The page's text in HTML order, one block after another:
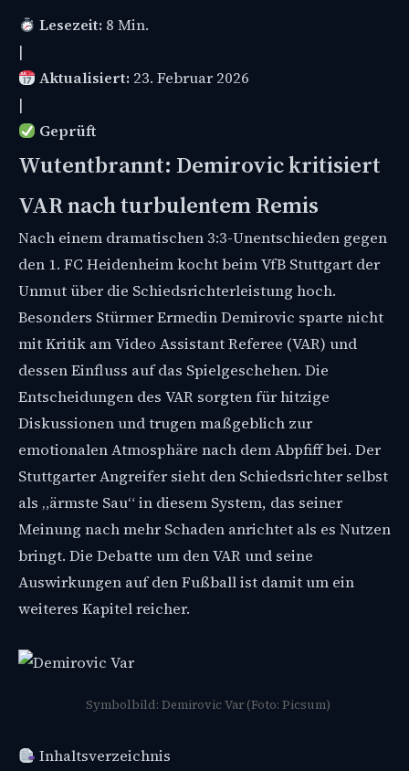
Lesezeit:8 Min.
|
Aktualisiert:23. Februar 2026
|
Geprüft
Wutentbrannt: Demirovic kritisiert
VAR nach turbulentem Remis
Nach einem dramatischen 3:3-Unentschieden gegen
den 1. FC Heidenheim kocht beim VfB Stuttgart der
Unmut über die Schiedsrichterleistung hoch.
Besonders Stürmer Ermedin Demirovic sparte nicht
mit Kritik am Video Assistant Referee (VAR) und
dessen Einfluss auf das Spielgeschehen. Die
Entscheidungen des VAR sorgten für hitzige
Diskussionen und trugen maßgeblich zur
emotionalen Atmosphäre nach dem Abpfiff bei. Der
Stuttgarter Angreifer sieht den Schiedsrichter selbst
als „ärmste Sau“ in diesem System, das seiner
Meinung nach mehr Schaden anrichtet als es Nutzen
bringt. Die Debatte um den VAR und seine
Auswirkungen auf den Fußball ist damit um ein
weiteres Kapitel reicher.
Symbolbild: Demirovic Var (Foto: Picsum)
Inhaltsverzeichnis